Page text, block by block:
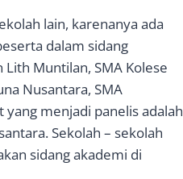
lain, karenanya ada
dalam sidang
Muntilan, SMA Kolese
Nusantara, SMA
yang menjadi panelis adalah
Sekolah – sekolah
sidang akademi di